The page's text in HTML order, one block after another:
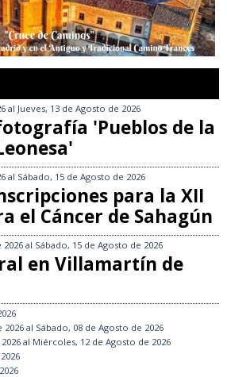
al Jueves, 13 de Agosto de 2026
'Pueblos de la
al Sábado, 15 de Agosto de 2026
para la XII
el Cáncer de Sahagún
2026 al Sábado, 15 de Agosto de 2026
en Villamartín de
2026 al Sábado, 08 de Agosto de 2026
al Miércoles, 12 de Agosto de 2026